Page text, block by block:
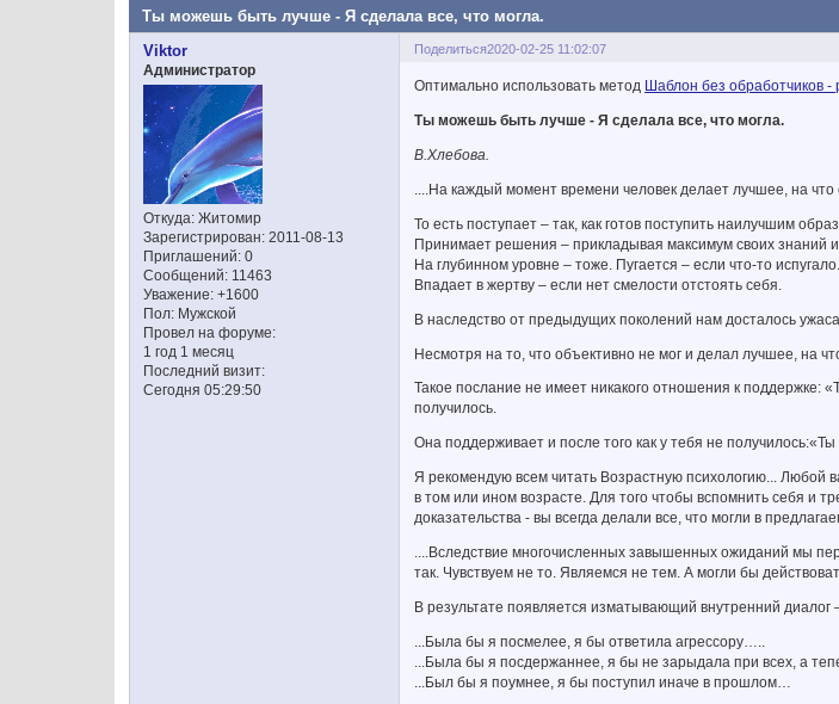
Ты можешь быть лучше - Я сделала все, что могла.
Поделиться2020-02-25 11:02:07
Viktor
Администратор
Откуда: Житомир
Зарегистрирован: 2011-08-13
Приглашений: 0
Сообщений: 11463
Уважение: +1600
Пол: Мужской
Провел на форуме:
1 год 1 месяц
Последний визит:
Сегодня 05:29:50
Оптимально использовать метод Шаблон без обработчиков
Ты можешь быть лучше - Я сделала все, что могла.
В.Хлебова.
....На каждый момент времени человек делает лучшее, на что
То есть поступает – так, как готов поступить наилучшим
Принимает решения – прикладывая максимум своих знаний
На глубинном уровне – тоже. Пугается – если что-то
Впадает в жертву – если нет смелости отстоять себя.
В наследство от предыдущих поколений нам досталось
Несмотря на то, что объективно не мог и делал лучшее, на
Такое послание не имеет никакого отношения к
получилось.
Она поддерживает и после того как у тебя не
Я рекомендую всем читать Возрастную психологию... Любой
в том или ином возрасте. Для того чтобы вспомнить себя и
доказательства - вы всегда делали все, что могли в
....Вследствие многочисленных завышенных ожиданий мы
так. Чувствуем не то. Являемся не тем. А могли бы
В результате появляется изматывающий внутренний
...Была бы я посмелее, я бы ответила агрессору…..
...Была бы я посдержаннее, я бы не зарыдала при всех, а
...Был бы я поумнее, я бы поступил иначе в прошлом…